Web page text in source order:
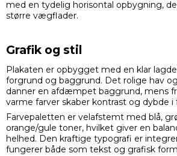
med en tydelig horisontal opbygning,
større vægflader.
Grafik og stil
Plakaten er opbygget med en klar
forgrund og baggrund. Det rolige hav
danner en afdæmpet baggrund, mens
varme farver skaber kontrast og dybde i
Farvepaletten er velafstemt med blå,
orange/gule toner, hvilket giver en
helhed. Den kraftige typografi er
fungerer både som tekst og grafisk